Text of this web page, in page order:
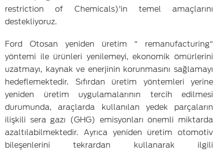
restriction of Chemicals)'in temel amaçlarını
destekliyoruz.
Ford Otosan yeniden üretim “ remanufacturing“
yöntemi ile ürünleri yenilemeyi, ekonomik ömürlerini
uzatmayı, kaynak ve enerjinin korunmasını sağlamayı
hedeflemektedir. Sıfırdan üretim yöntemleri yerine
yeniden üretim uygulamalarının tercih edilmesi
durumunda, araçlarda kullanılan yedek parçaların
ilişkili sera gazı (GHG) emisyonları önemli miktarda
azaltılabilmektedir. Ayrıca yeniden üretim otomotiv
bileşenlerini tekrardan kullanarak ilgili